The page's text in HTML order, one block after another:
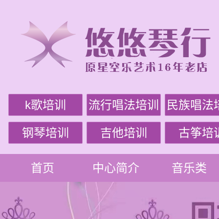
k歌培训 流行唱法培训 民族唱法
钢琴培训 吉他培训 古筝培
首页 中心简介 音乐类